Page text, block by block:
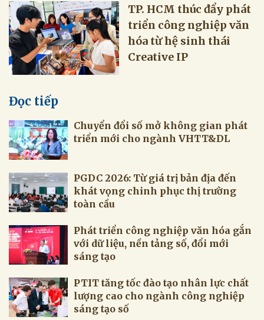
TP. HCM thúc đẩy phát
triển công nghiệp văn
hóa từ hệ sinh thái
Creative IP
Đọc tiếp
Chuyển đổi số mở không gian phát
triển mới cho ngành VHTT&DL
PGDC 2026: Từ giá trị bản địa đến
khát vọng chinh phục thị trường
toàn cầu
Phát triển công nghiệp văn hóa gắn
với dữ liệu, nền tảng số, đổi mới
sáng tạo
PTIT tăng tốc đào tạo nhân lực chất
lượng cao cho ngành công nghiệp
sáng tạo số